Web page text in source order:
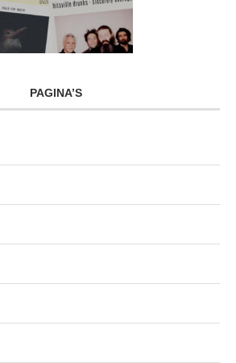
PAGINA’S